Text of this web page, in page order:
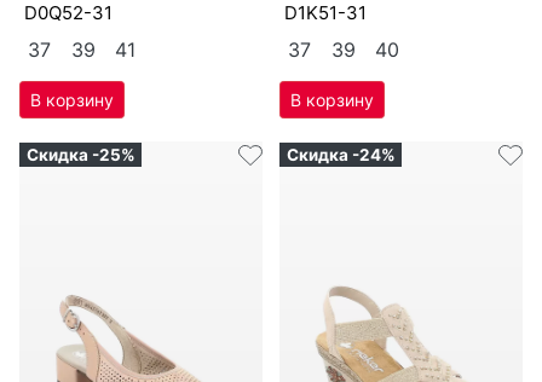
D0Q52-31
37 39 41
D1K51-31
37 39 40
Скидка -25% Скидка -24%